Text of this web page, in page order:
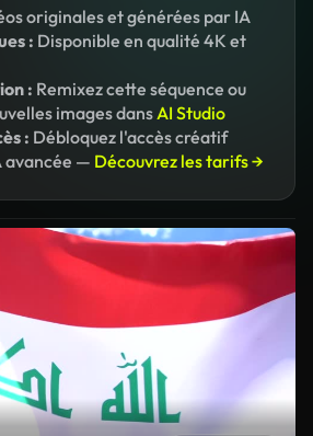
originales et générées par IA
: Disponible en qualité 4K et
: Remixez cette séquence ou
images dansAI Studio
: Débloquez l'accès créatif
avancée — Découvrez les tarifs →